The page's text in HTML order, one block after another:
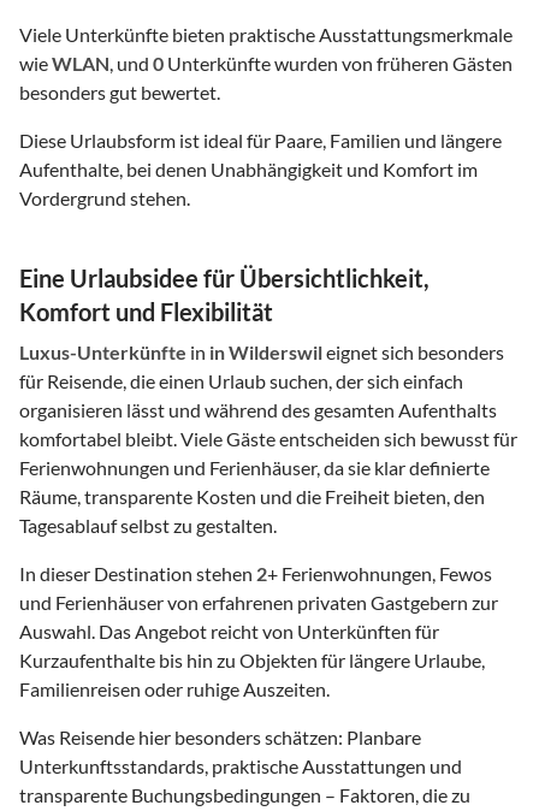
Viele Unterkünfte bieten praktische Ausstattungsmerkmale
wieWLAN, und 0 Unterkünfte wurden von früheren Gästen
besonders gut bewertet.
Diese Urlaubsform ist ideal für Paare, Familien und längere
Aufenthalte, bei denen Unabhängigkeit und Komfort im
Vordergrund stehen.
Eine Urlaubsidee für Übersichtlichkeit,
Komfort und Flexibilität
Luxus-Unterkünfte in in Wilderswileignet sich besonders
für Reisende, die einen Urlaub suchen, der sich einfach
organisieren lässt und während des gesamten Aufenthalts
komfortabel bleibt. Viele Gäste entscheiden sich bewusst für
Ferienwohnungen und Ferienhäuser, da sie klar definierte
Räume, transparente Kosten und die Freiheit bieten, den
Tagesablauf selbst zu gestalten.
In dieser Destination stehen 2+ Ferienwohnungen, Fewos
und Ferienhäuser von erfahrenen privaten Gastgebern zur
Auswahl. Das Angebot reicht von Unterkünften für
Kurzaufenthalte bis hin zu Objekten für längere Urlaube,
Familienreisen oder ruhige Auszeiten.
Was Reisende hier besonders schätzen: Planbare
Unterkunftsstandards, praktische Ausstattungen und
transparente Buchungsbedingungen – Faktoren, die zu